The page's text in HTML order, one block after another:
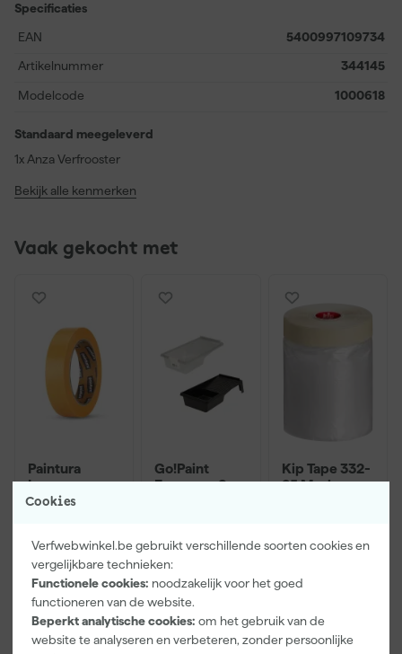
Cookies
Verfwebwinkel.be gebruikt verschillende soorten cookies en
vergelijkbare technieken:
Functionele cookies: noodzakelijk voor het goed
functioneren van de website.
Beperkt analytische cookies: om het gebruik van de
website te analyseren en verbeteren, zonder persoonlijke
regelmatig gebruik. Deze maat is bijzonder handig voor kleinere
projecten en zorgt ervoor dat je efficiënt en schoon kunt werken.
praktische verfrooster.
Specificaties
EAN
5400997109734
Artikelnummer 344145
Modelcode 1000618
Standaard meegeleverd
1x Anza Verfrooster
Bekijk alle kenmerken
Vaak gekocht met
Paintura
Lucamax
Washi tape -
bezorgd
3,99
incl. BTW
Go!Paint
Economy S
inzetbakken
bezorgd
2,99
incl. BTW
Kip Tape 332-
25 Masker
bezorgd
5,24
incl. BTW